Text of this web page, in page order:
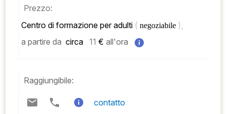
Prezzo:
Centro di formazione per adulti ( negoziabile ),
a partire da circa 11 € all'ora
Raggiungibile:
contatto